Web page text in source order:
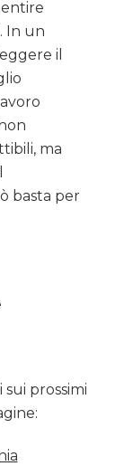
In un
il
ma
basta per
prossimi